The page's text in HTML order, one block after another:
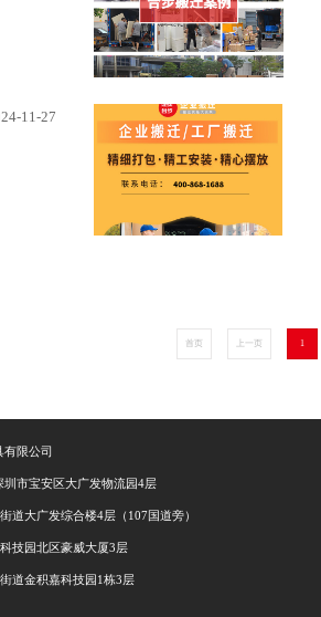
11-27
首页 上一页 1
有限公司
市宝安区大广发物流园4层
道大广发综合楼4层（107国道旁）
技园北区豪威大厦3层
道金积嘉科技园1栋3层